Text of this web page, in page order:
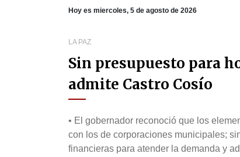
Hoy es miercoles, 5 de agosto de 2026
LA PAZ
Sin presupuesto para
admite Castro Cosío
• El gobernador reconoció que los
con los de corporaciones municipales;
financieras para atender la demanda y